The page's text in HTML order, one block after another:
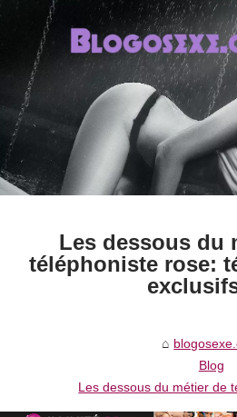
Les dessous du
téléphoniste rose:
Blog
Les dessous du métier de